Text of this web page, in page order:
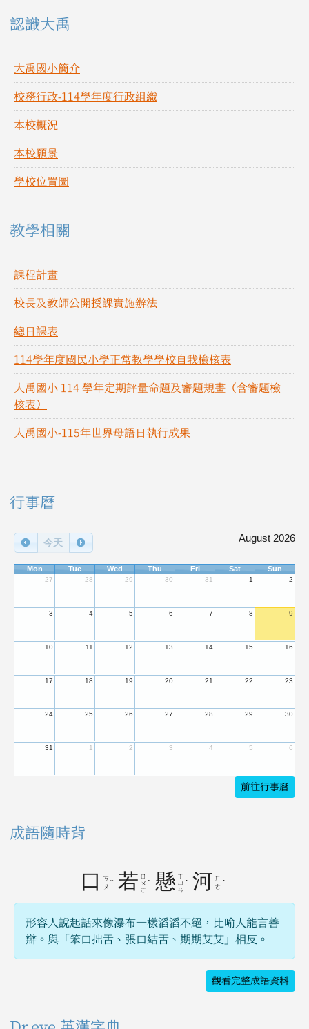
左邊區域內容
認識大禹
大禹國小簡介
校務行政-114學年度行政組織
本校概況
本校願景
學校位置圖
教學相關
課程計畫
校長及教師公開授課實施辦法
總日課表
114學年度國民小學正常教學學校自我檢核表
大禹國小 114 學年定期評量命題及審題規畫（含審題檢
核表）
大禹國小-115年世界母語日執行成果
右邊區域內容
行事曆
今天 August 2026
Mon Tue Wed Thu Fri Sat Sun
27 28 29 30 31 1 2
3 4 5 6 7 8 9
10 11 12 13 14 15 16
17 18 19 20 21 22 23
24 25 26 27 28 29 30
31 1 2 3 4 5 6
前往行事曆
成語隨時背
口
ㄎ
ㄡ ˇ 若 ㄖ
ㄨ
ㄛ
ˋ 懸 ㄒ
ㄩ
ㄢ
ˊ 河 ㄏ
ㄜ ˊ
形容人說起話來像瀑布一樣滔滔不絕，比喻人能言善
辯。與「笨口拙舌、張口結舌、期期艾艾」相反。
觀看完整成語資料